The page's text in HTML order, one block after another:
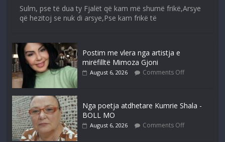
Sulm, pse të dua ty Fjalët që kam më shumë frikë,Arsye
që hezitoj se nuk di arsye,Pse kam frikë të
Postim me vlera nga artistja e
mirëfilltë Mimoza Gjoni
August 6, 2026 Comments Off
Nga poetja atdhetare Kumrie Shala -
BOLL MO
August 6, 2026 Comments Off